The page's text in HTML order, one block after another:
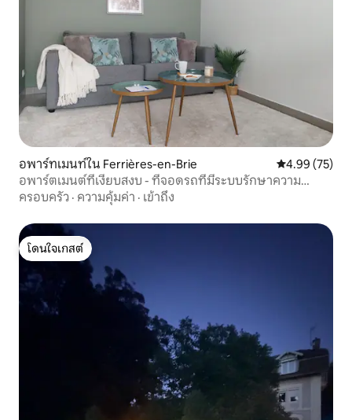
อพาร์ทเมนท์ใน Ferrières-en-Brie คะแนนเฉลี่ย
4.99 (75)
อพาร์ตเมนต์ที่เงียบสงบ - ที่จอดรถที่มีระบบรักษาความ
ปลอดภัย 15 นาทีจากดิสนีย์
ครอบครัว · ความคุ้มค่า · เข้าถึง
โดนใจเกสต์
โดนใจเกสต์